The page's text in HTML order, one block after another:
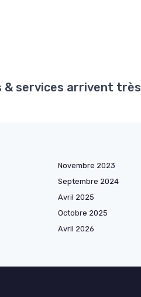
& services arrivent
Novembre 2023
Septembre 2024
Avril 2025
Octobre 2025
Avril 2026